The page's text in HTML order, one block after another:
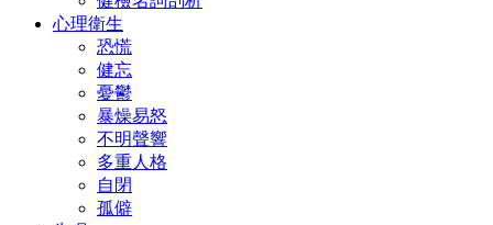
心理衛生
恐慌
健忘
憂鬱
暴燥易怒
不明聲響
多重人格
自閉
孤僻